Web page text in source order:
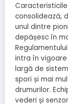
consolidează,
unul dintre
depășesc în
intra în
largă de
spori și mai
drumurilor.
vederi și